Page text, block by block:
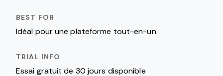
Idéal pour une plateforme tout-en-un
Essai gratuit de 30 jours disponible